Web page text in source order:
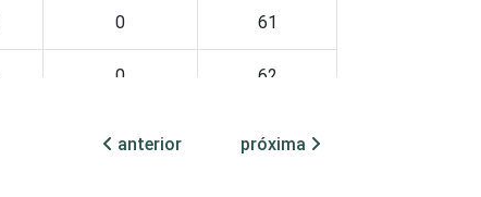
0 61
0 62
anterior próxima